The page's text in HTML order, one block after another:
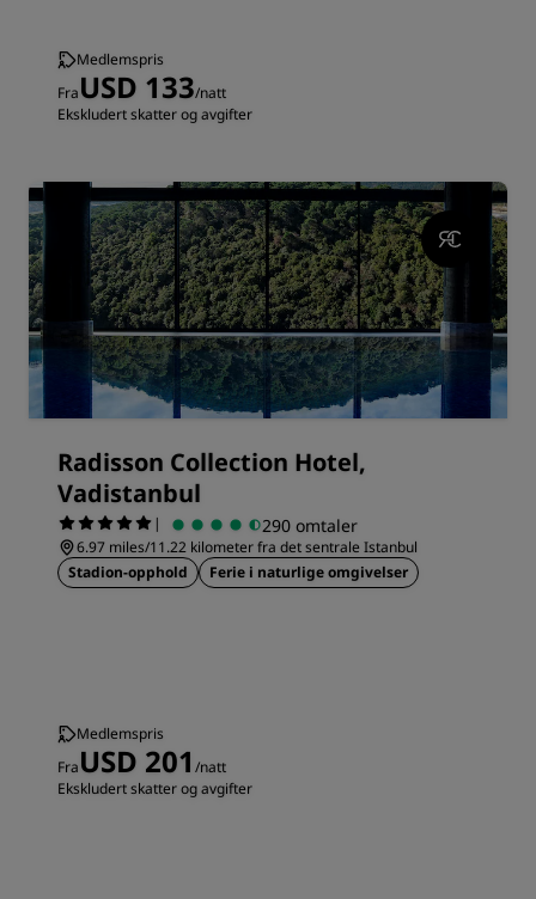
Medlemspris
FraUSD 133/natt
Ekskludert skatter og avgifter
Radisson Collection Hotel,
Vadistanbul
| 290 omtaler
6.97 miles/11.22 kilometer fra det sentrale Istanbul
Stadion-opphold
Ferie i naturlige omgivelser
Medlemspris
FraUSD 201 /natt
Ekskludert skatter og avgifter